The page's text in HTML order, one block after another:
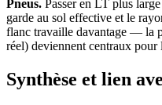
Pneus. Passer en LT plus
garde au sol effective et le
flanc travaille davantage — la
réel) deviennent centraux pour
Synthèse et lien